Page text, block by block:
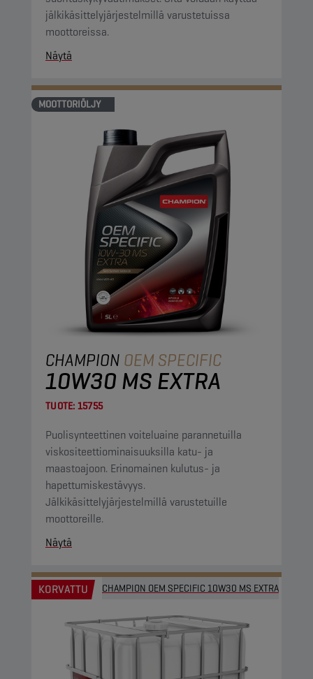
jälkikäsittelyjärjestelmillä varustetuissa
moottoreissa.
Näytä
MOOTTORIÖLJY
CHAMPION OEM SPECIFIC
10W30 MS EXTRA
TUOTE: 15755
Puolisynteettinen voiteluaine parannetuilla
viskositeettiominaisuuksilla katu- ja
maastoajoon. Erinomainen kulutus- ja
hapettumiskestävyys.
Jälkikäsittelyjärjestelmillä varustetuille
moottoreille.
Näytä
KORVATTU CHAMPION OEM SPECIFIC 10W30 MS EXTRA